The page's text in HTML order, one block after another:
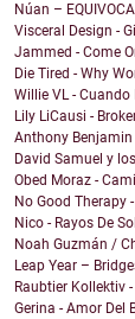
Núan –
Visceral Design -
Jammed - Come
Die Tired - Why
Willie VL - Cuando
Lily LiCausi -
Anthony Benjamin
David Samuel y
Obed Moraz -
No Good Therapy
Nico - Rayos De Sol
Noah Guzmán /
Leap Year –
Raubtier Kollektiv
Gerina - Amor Del